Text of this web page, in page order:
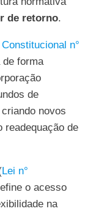
de retorno.
n°
forma
de
novos
readequação de
Lei n°
o acesso
na